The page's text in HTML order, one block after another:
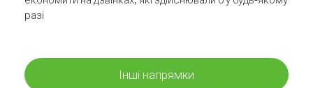
разі
Інші напрямки